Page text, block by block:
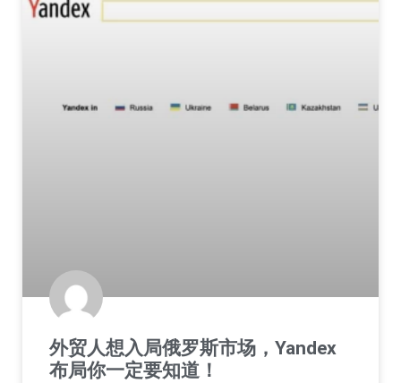
外贸人想入局俄罗斯市场，Yandex
布局你一定要知道！